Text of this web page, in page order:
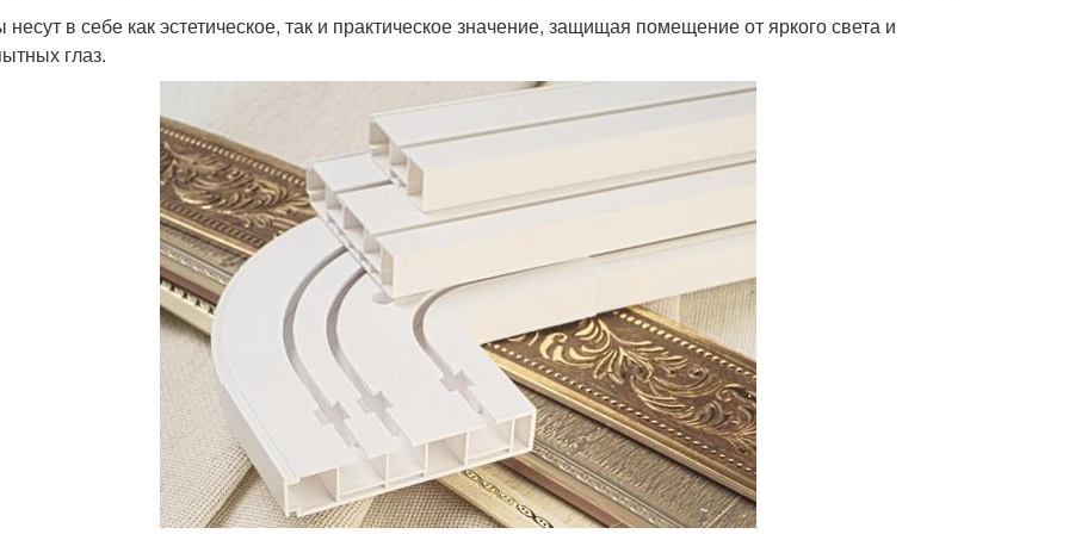
в себе как эстетическое, так и практическое значение, защищая помещение от яркого света и
глаз.